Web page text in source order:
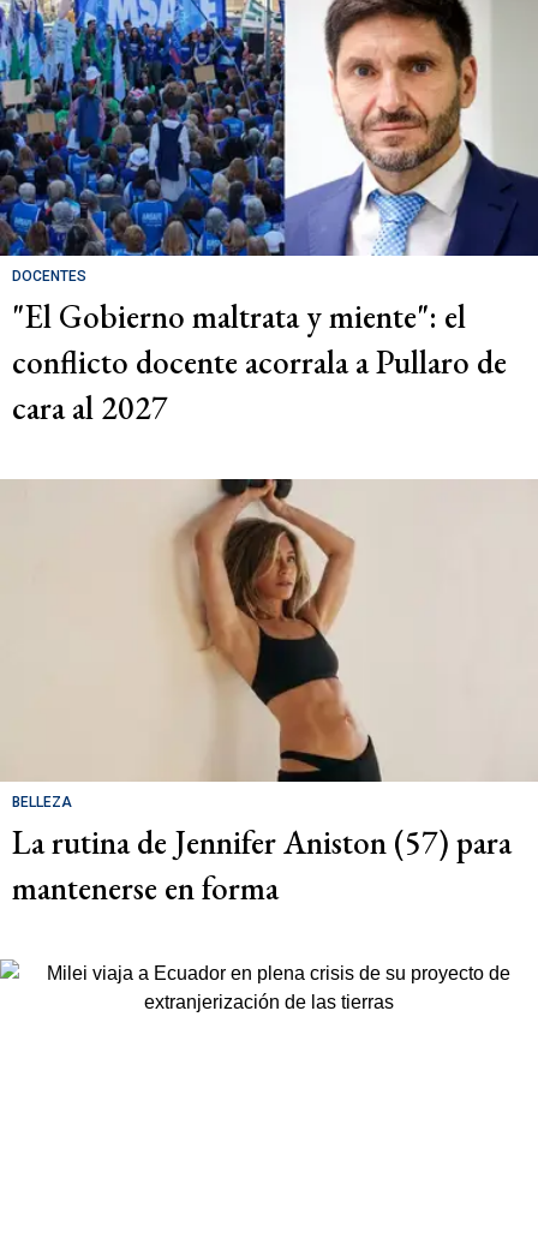
DOCENTES
"El Gobierno maltrata y miente": el
conflicto docente acorrala a Pullaro de
cara al 2027
BELLEZA
La rutina de Jennifer Aniston (57) para
mantenerse en forma